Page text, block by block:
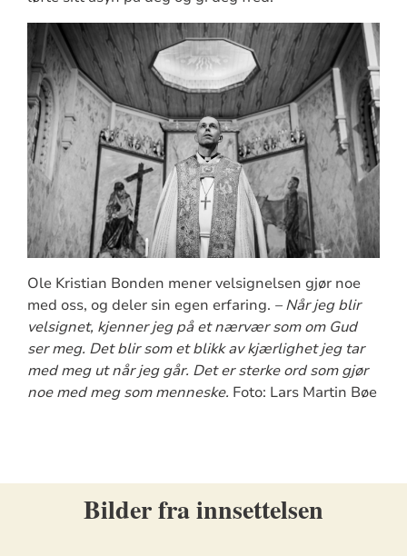
Ole Kristian Bonden mener velsignelsen gjør noe
med oss, og deler sin egen erfaring. – Når jeg blir
velsignet, kjenner jeg på et nærvær som om Gud
ser meg. Det blir som et blikk av kjærlighet jeg tar
med meg ut når jeg går. Det er sterke ord som gjør
noe med meg som menneske. Foto: Lars Martin Bøe
Bilder fra innsettelsen